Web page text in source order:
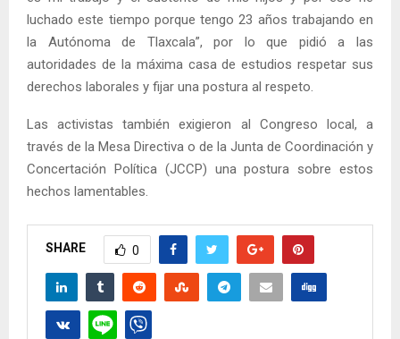
luchado este tiempo porque tengo 23 años trabajando en
la Autónoma de Tlaxcala”, por lo que pidió a las
autoridades de la máxima casa de estudios respetar sus
derechos laborales y fijar una postura al respeto.
Las activistas también exigieron al Congreso local, a
través de la Mesa Directiva o de la Junta de Coordinación y
Concertación Política (JCCP) una postura sobre estos
hechos lamentables.
SHARE 0